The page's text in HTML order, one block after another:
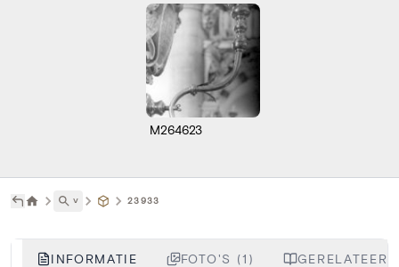
M264623
˅ 23933
INFORMATIE FOTO'S (1)